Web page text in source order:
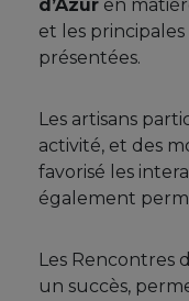
d’Azur en
et les
présentées.
Les artisans
activité, et des
favorisé les
également
Les Rencontres
un succès,